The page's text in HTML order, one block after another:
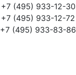
+7 (495) 933-12-30
+7 (495) 933-12-72
+7 (495) 933-83-86